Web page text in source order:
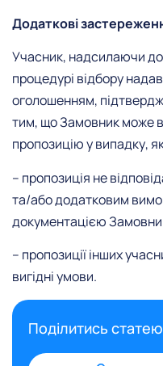
Додаткові
Учасник, надсилаючи
процедурі відбору
оголошенням,
тим, що Замовник може
пропозицію у випадку,
– пропозиція не
та/або додатковим
документацією
– пропозиції інших
вигідні умови.
Поділитись статею